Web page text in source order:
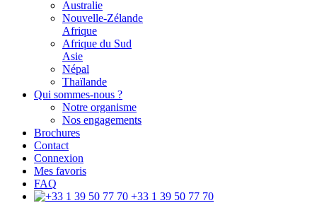
Australie
Nouvelle-Zélande
Afrique
Afrique du Sud
Asie
Népal
Thaïlande
Qui sommes-nous ?
Notre organisme
Nos engagements
Brochures
Contact
Connexion
Mes favoris
FAQ
+33 1 39 50 77 70